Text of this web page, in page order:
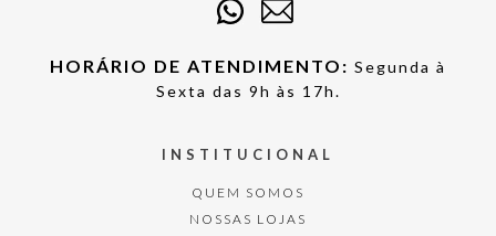
HORÁRIO DE ATENDIMENTO: Segunda à
Sexta das 9h às 17h.
INSTITUCIONAL
QUEM SOMOS
NOSSAS LOJAS